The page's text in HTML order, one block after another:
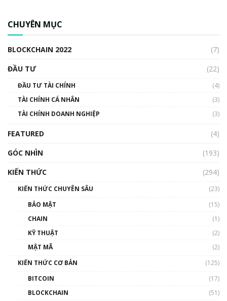
00:02:14
Nhìn lại năm 2022: Những sự kiện ảnh hưởng
đến hệ sinh thái tiền mã hoá | Phổ cập
00:43:47
như thể nào?
CHUYÊN MỤC
BLOCKCHAIN 2022
(7)
ĐẦU TƯ
(22)
ĐẦU TƯ TÀI CHÍNH
(4)
TÀI CHÍNH CÁ NHÂN
(3)
TÀI CHÍNH DOANH NGHIỆP
(3)
FEATURED
(4)
GÓC NHÌN
(193)
KIẾN THỨC
(294)
KIẾN THỨC CHUYÊN SÂU
(23)
BẢO MẬT
(15)
CHAIN
(1)
KỸ THUẬT
(2)
MẬT MÃ
(2)
KIẾN THỨC CƠ BẢN
(125)
BITCOIN
(17)
BLOCKCHAIN
(51)